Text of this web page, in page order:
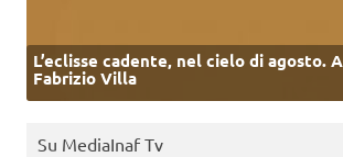
L’eclisse cadente, nel cielo di agosto.
Fabrizio Villa
Su MediaInaf Tv